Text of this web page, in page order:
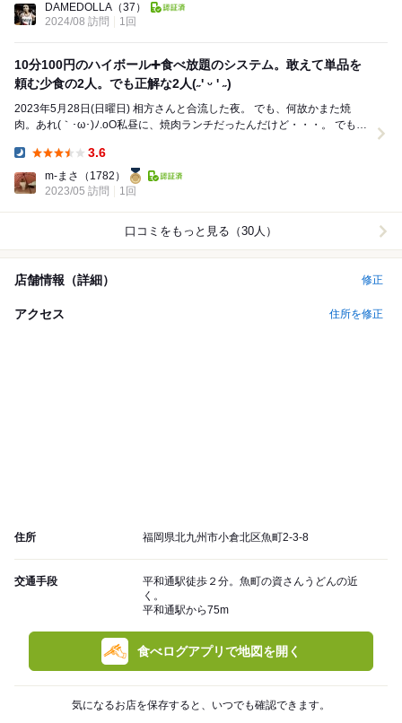
DAMEDOLLA （37）
2024/08 訪問
1回
10分100円のハイボール➕食べ放題のシステム。敢えて単品を
頼む少食の2人。でも正解な2人(˶' ᵕ ' ˶)
2023年5月28日(日曜日) 相方さんと合流した夜。 でも、何故かまた焼
肉。あれ(｀･ω･)ﾉ.oO私昼に、焼肉ランチだったんだけど・・・。 でも、
3.6
m-まさ
（1782）
2023/05 訪問
1回
口コミをもっと見る（30人）
店舗情報（詳細） 修正
アクセス 住所を修正
住所 福岡県北九州市小倉北区魚町2-3-8
交通手段
平和通駅徒歩２分。魚町の資さんうどんの近
く。
平和通駅から75m
食べログアプリで地図を開く
気になるお店を保存すると、いつでも確認できます。